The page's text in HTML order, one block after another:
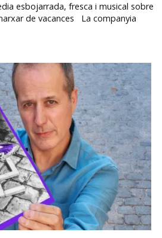
esbojarrada, fresca i musical sobre
de vacances La companyia